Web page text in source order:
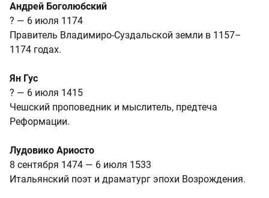
Андрей Боголюбский
? — 6 июля 1174
Правитель Владимиро-Суздальской земли в 1157–
1174 годах.
Ян Гус
? — 6 июля 1415
Чешский проповедник и мыслитель, предтеча
Реформации.
Лудовико Ариосто
8 сентября 1474 — 6 июля 1533
Итальянский поэт и драматург эпохи Возрождения.